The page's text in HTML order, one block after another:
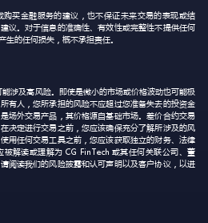
买金融服务的建议，也不保证未来交易的表现或结
议。对于信息的准确性、有效性或完整性不提供任何
的任何损失，概不承担责任。
涉及高风险。即使是微小的市场或价格波动也可能极
有人，您所承担的风险不应超过您准备失去的投资金
场外交易产品，其价格源自基础市场。差价合约交易
决定进行交易之前，您应该确保充分了解所涉及的风
用任何交易工具之前，您应该获取独立的财务、法律
解读或理解为 CG FinTech 或其任何关联公司、董
阅读我们的风险披露和认可声明以及客户协议，以进